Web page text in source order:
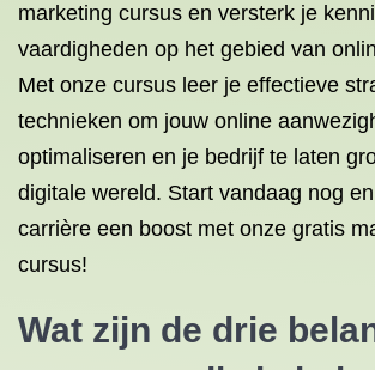
marketing cursus en versterk je
vaardigheden op het gebied van
Met onze cursus leer je effectieve
technieken om jouw online
optimaliseren en je bedrijf te laten
digitale wereld. Start vandaag nog
carrière een boost met onze gratis
cursus!
Wat zijn de drie